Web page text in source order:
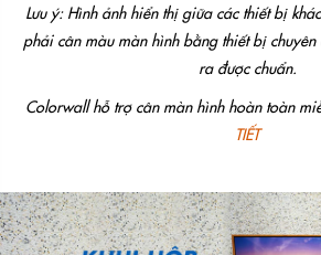
Lưu ý: Hình ảnh hiển thị giữa các thiết bị
phải cân màu màn hình bằng thiết bị
ra được chuẩn.
Colorwall hỗ trợ cân màn hình hoàn toàn
TIẾT